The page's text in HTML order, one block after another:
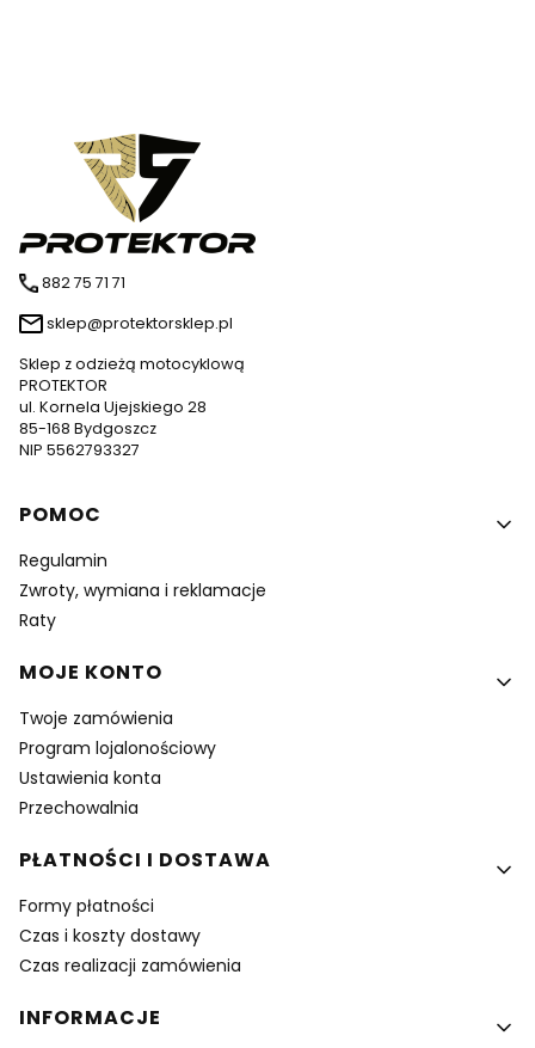
882 75 71 71
sklep@protektorsklep.pl
Sklep z odzieżą motocyklową
PROTEKTOR
ul. Kornela Ujejskiego 28
85-168 Bydgoszcz
NIP 5562793327
Linki w stopce
POMOC
Regulamin
Zwroty, wymiana i reklamacje
Raty
MOJE KONTO
Twoje zamówienia
Program lojalonościowy
Ustawienia konta
Przechowalnia
PŁATNOŚCI I DOSTAWA
Formy płatności
Czas i koszty dostawy
Czas realizacji zamówienia
INFORMACJE